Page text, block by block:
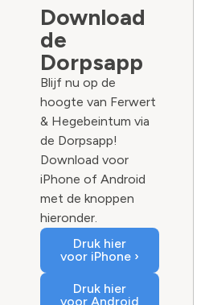
Download
de
Dorpsapp
Blijf nu op de
hoogte van Ferwert
& Hegebeintum via
de Dorpsapp!
Download voor
iPhone of Android
met de knoppen
hieronder.
Druk hier
voor iPhone ›
Druk hier
voor Android